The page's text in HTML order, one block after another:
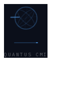
QUANTUS CMI